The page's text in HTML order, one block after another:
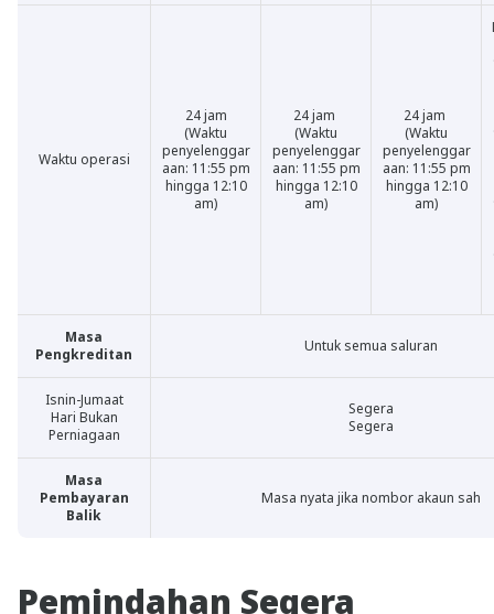
Waktu operasi
24 jam
(Waktu
penyelenggar
aan: 11:55 pm
hingga 12:10
am)
24 jam
(Waktu
penyelenggar
aan: 11:55 pm
hingga 12:10
am)
24 jam
(Waktu
penyelenggar
aan: 11:55 pm
hingga 12:10
am)
Masa
Pengkreditan
Untuk semua saluran
Isnin-Jumaat
Hari Bukan
Perniagaan
Segera
Segera
Masa
Pembayaran
Balik
Masa nyata jika nombor akaun sah
Pemindahan Segera